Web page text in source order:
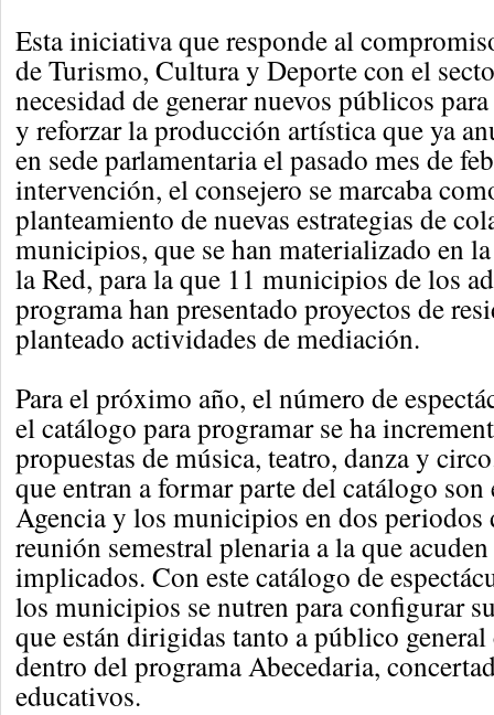
Esta iniciativa que responde al
de Turismo, Cultura y Deporte con el
necesidad de generar nuevos públicos
y reforzar la producción artística que ya
en sede parlamentaria el pasado mes de
intervención, el consejero se marcaba
planteamiento de nuevas estrategias de
municipios, que se han materializado en
la Red, para la que 11 municipios de los
programa han presentado proyectos de
planteado actividades de mediación.
Para el próximo año, el número de
el catálogo para programar se ha
propuestas de música, teatro, danza y
que entran a formar parte del catálogo
Agencia y los municipios en dos periodos
reunión semestral plenaria a la que
implicados. Con este catálogo de
los municipios se nutren para configurar
que están dirigidas tanto a público general
dentro del programa Abecedaria,
educativos.